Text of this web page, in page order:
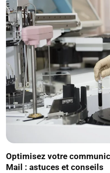
Optimisez votre
Mail : astuces et conseils